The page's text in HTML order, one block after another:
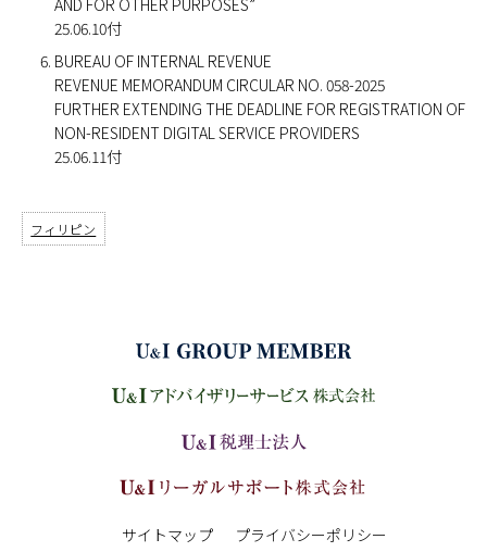
AND FOR OTHER PURPOSES”
25.06.10付
BUREAU OF INTERNAL REVENUE
REVENUE MEMORANDUM CIRCULAR NO. 058-2025
FURTHER EXTENDING THE DEADLINE FOR REGISTRATION OF
NON-RESIDENT DIGITAL SERVICE PROVIDERS
25.06.11付
フィリピン
サイトマップ プライバシーポリシー